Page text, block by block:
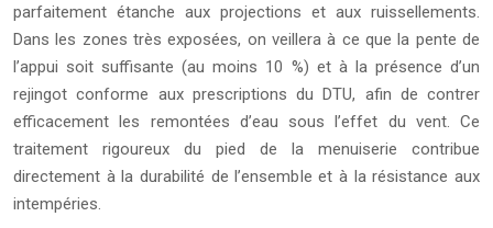
parfaitement étanche aux projections et aux ruissellements.
Dans les zones très exposées, on veillera à ce que la pente de
l’appui soit suffisante (au moins 10 %) et à la présence d’un
rejingot conforme aux prescriptions du DTU, afin de contrer
efficacement les remontées d’eau sous l’effet du vent. Ce
traitement rigoureux du pied de la menuiserie contribue
directement à la durabilité de l’ensemble et à la résistance aux
intempéries.